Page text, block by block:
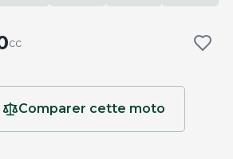
cc
Comparer cette moto